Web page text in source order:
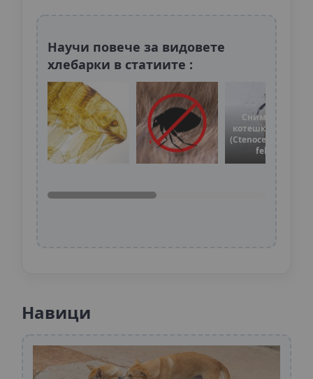
Научи повече за видовете
хлебарки в статиите :
Снимки на
котешка бълха
(Ctenocephalides
felis)
Навици